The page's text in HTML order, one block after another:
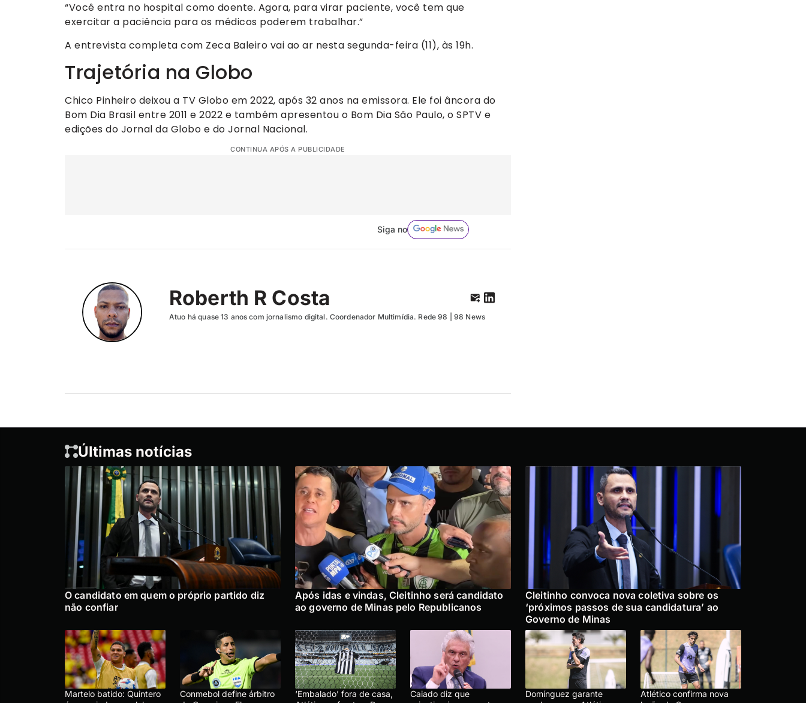
“Você entra no hospital como doente. Agora, para virar paciente, você tem que
exercitar a paciência para os médicos poderem trabalhar.”
A entrevista completa com Zeca Baleiro vai ao ar nesta segunda-feira (11), às 19h.
Trajetória na Globo
Chico Pinheiro deixou a TV Globo em 2022, após 32 anos na emissora. Ele foi âncora do
Bom Dia Brasil entre 2011 e 2022 e também apresentou o Bom Dia São Paulo, o SPTV e
edições do Jornal da Globo e do Jornal Nacional.
CONTINUA APÓS A PUBLICIDADE
Siga no
Roberth R Costa
Atuo há quase 13 anos com jornalismo digital. Coordenador Multimídia. Rede 98 | 98 News
Últimas notícias
O candidato em quem o próprio partido diz
não confiar
Após idas e vindas, Cleitinho será candidato
ao governo de Minas pelo Republicanos
Cleitinho convoca nova coletiva sobre os
‘próximos passos de sua candidatura’ ao
Governo de Minas
Martelo batido: Quintero
Conmebol define árbitro
‘Embalado’ fora de casa,
Caiado diz que
Domínguez garante
Atlético confirma nova